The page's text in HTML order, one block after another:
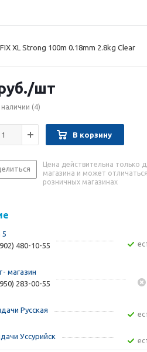
XL Strong 100m 0.18mm 2.8kg Clear
/шт
наличии (4)
В корзину
Цена действительна только
магазина и может
розничных магазинах
5
480-10-55
магазин
283-00-55
Русская
Уссурийск